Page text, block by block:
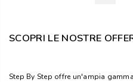
SCOPRI LE NOSTRE
Step By Step offre un'ampia